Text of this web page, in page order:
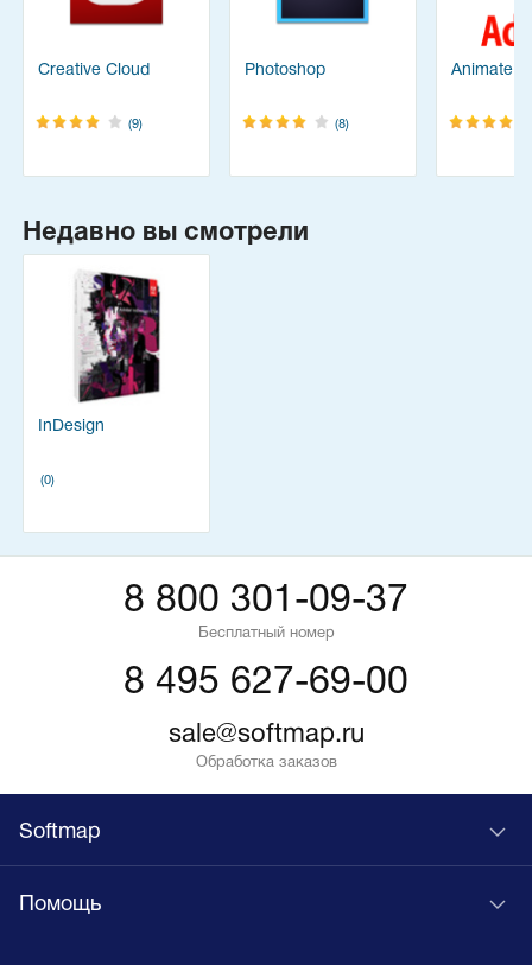
Creative Cloud
(9)
Photoshop
(8)
Animate
Недавно вы смотрели
InDesign
(0)
8 800 301-09-37
Бесплатный номер
8 495 627-69-00
sale@softmap.ru
Обработка заказов
Softmap
Помощь